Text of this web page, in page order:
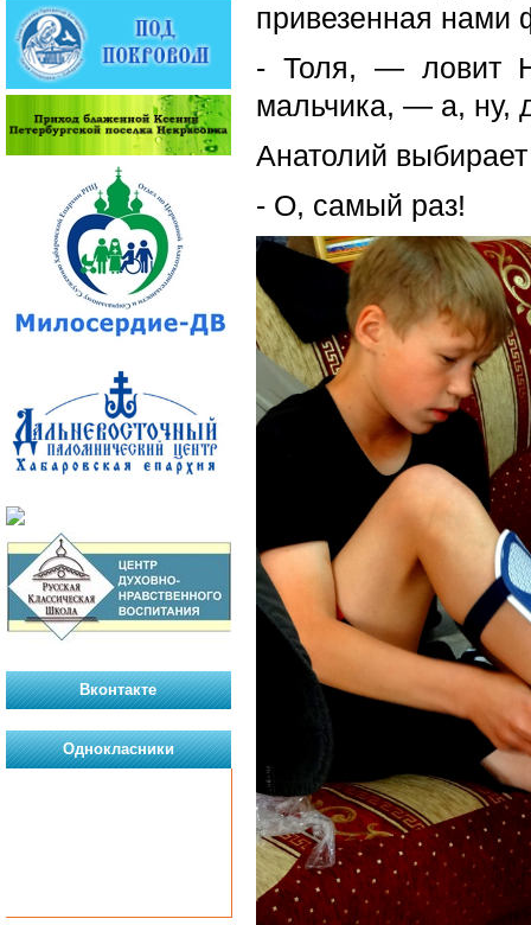
привезенная нами
- Толя, — ловит
мальчика, — а, ну,
Анатолий
- О, самый раз!
Вконтакте
Однокласники